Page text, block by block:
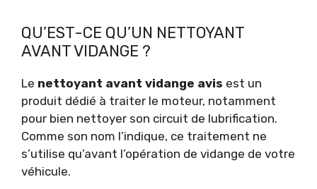
QU’EST-CE QU’UN NETTOYANT
AVANT VIDANGE ?
Le nettoyant avant vidange avis est un
produit dédié à traiter le moteur, notamment
pour bien nettoyer son circuit de lubrification.
Comme son nom l’indique, ce traitement ne
s’utilise qu’avant l’opération de vidange de votre
véhicule.